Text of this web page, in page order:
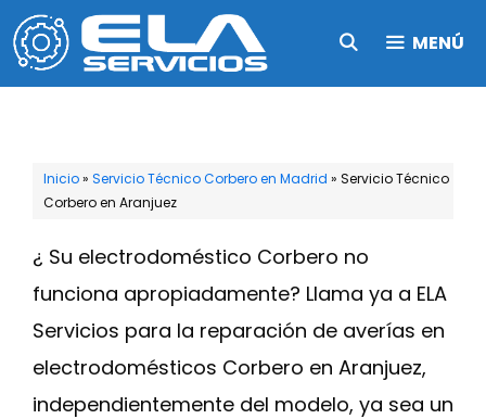
Saltar
al
contenido
MENÚ
Inicio» Servicio Técnico Corbero en Madrid » Servicio Técnico
Corbero en Aranjuez
¿ Su electrodoméstico Corbero no
funciona apropiadamente? Llama ya a ELA
Servicios para la reparación de averías en
electrodomésticos Corbero en Aranjuez,
independientemente del modelo, ya sea un